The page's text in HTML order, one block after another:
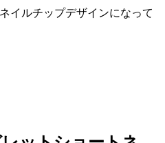
イルチップデザインになって